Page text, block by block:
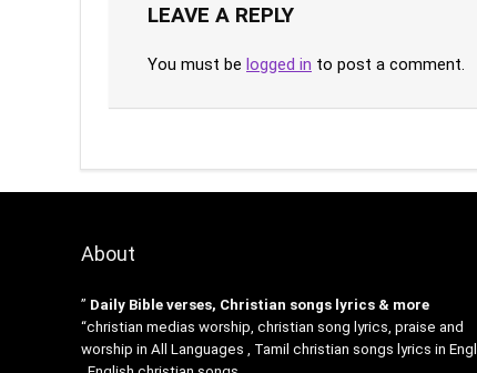
LEAVE A REPLY
You must be logged in to post a comment.
About
” Daily Bible verses, Christian songs lyrics & more
“christian medias worship, christian song lyrics, praise and
worship in All Languages , Tamil christian songs lyrics in